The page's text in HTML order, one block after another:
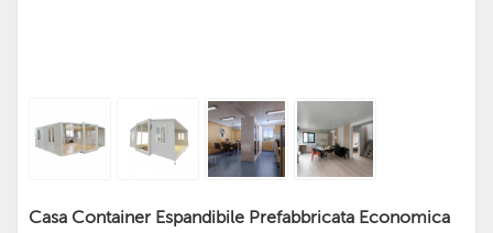
Casa Container Espandibile Prefabbricata Economica